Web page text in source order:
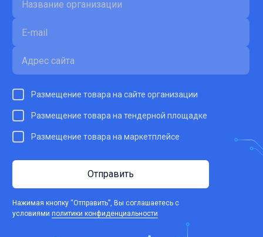
Размещение товара на сайте организации
Размещение товара на тендерной площадке
Размещение товара на маркетплейсе
Отправить
Нажимая кнопку “Отправить”, Вы соглашаетесь c
условиями политики конфиденциальности